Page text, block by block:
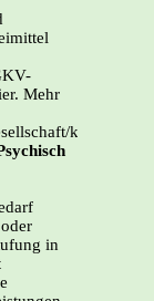
Mehr
in